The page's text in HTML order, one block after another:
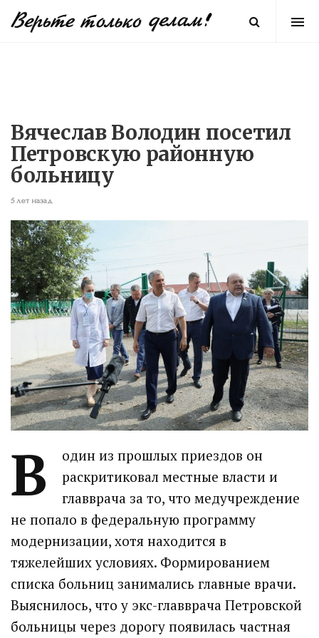
Вячеслав Володин посетил
Петровскую районную
больницу
5 лет назад
В
один из прошлых приездов он
раскритиковал местные власти и
главврача за то, что медучреждение
не попало в федеральную программу
модернизации, хотя находится в
тяжелейших условиях. Формированием
списка больниц занимались главные врачи.
Выяснилось, что у экс-главврача Петровской
больницы через дорогу появилась частная